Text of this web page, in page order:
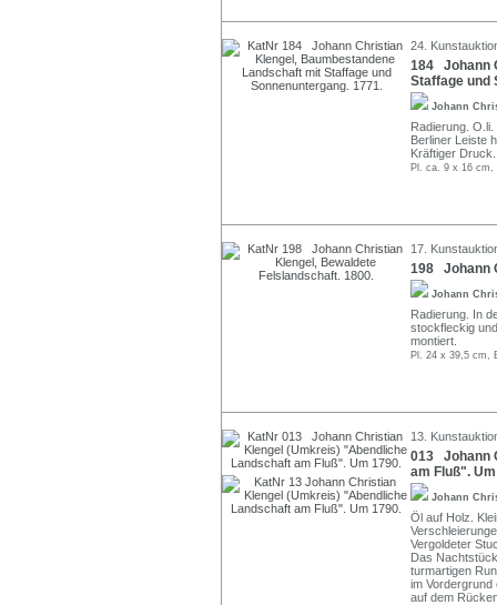
24.
184 Johann
Staffage und
Johann
Radierung.
Berliner Leiste
Kräftiger
Pl. ca. 9 x 16
17.
198 Johann
Johann
Radierung. In
stockfleckig
montiert.
Pl. 24 x 39,5 cm,
13.
013 Johann
am Fluß".
Johann
Öl auf Holz.
Vergoldeter
Das
turmartigen
im Vordergrund
auf dem